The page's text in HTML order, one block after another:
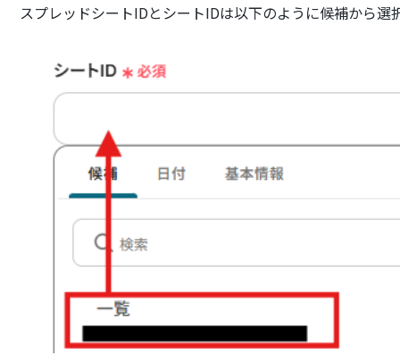
スプレッドシートIDとシートIDは以下のように候補から選